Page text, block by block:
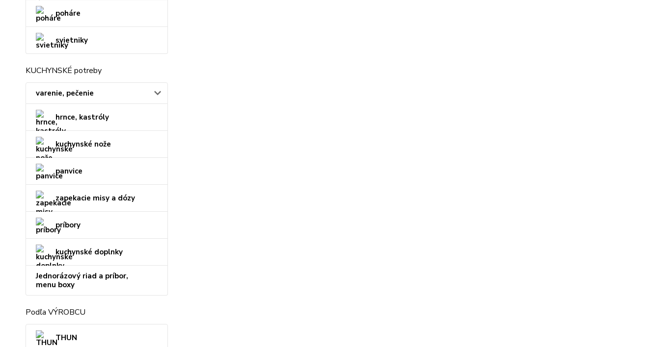
poháre
svietniky
KUCHYNSKÉ potreby
varenie, pečenie
hrnce, kastróly
kuchynské nože
panvice
zapekacie misy a dózy
príbory
kuchynské doplnky
Jednorázový riad a príbor,
menu boxy
Podľa VÝROBCU
THUN